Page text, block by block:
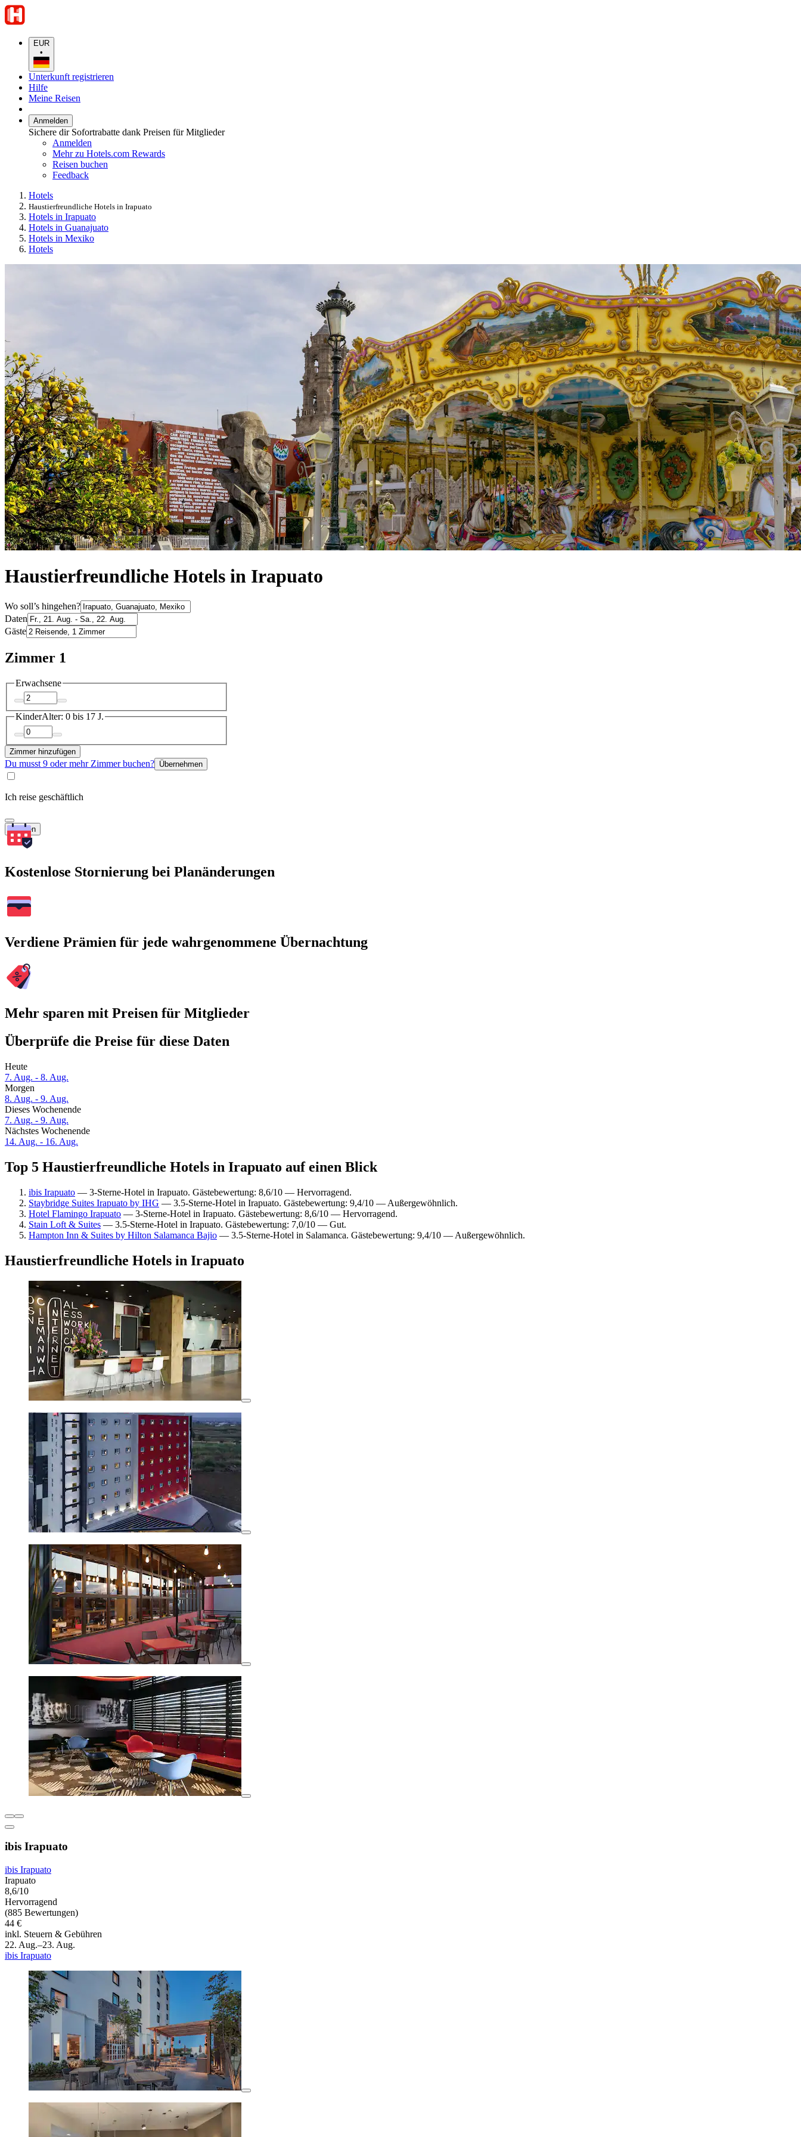
EUR
•
Unterkunft registrieren
Hilfe
Meine Reisen
Anmelden
Sichere dir Sofortrabatte dank Preisen für Mitglieder
Anmelden
Mehr zu Hotels.com Rewards
Reisen buchen
Feedback
Hotels
Haustierfreundliche Hotels in Irapuato
Hotels in Irapuato
Hotels in Guanajuato
Hotels in Mexiko
Hotels
Haustierfreundliche Hotels in Irapuato
Wo soll’s hingehen?
Daten
Gäste
Zimmer 1
Erwachsene
KinderAlter: 0 bis 17 J.
Zimmer hinzufügen
Du musst 9 oder mehr Zimmer buchen? Übernehmen
Ich reise geschäftlich
Suchen
Kostenlose Stornierung bei Planänderungen
Verdiene Prämien für jede wahrgenommene Übernachtung
Mehr sparen mit Preisen für Mitglieder
Überprüfe die Preise für diese Daten
Heute
7. Aug. - 8. Aug.
Morgen
8. Aug. - 9. Aug.
Dieses Wochenende
7. Aug. - 9. Aug.
Nächstes Wochenende
14. Aug. - 16. Aug.
Top 5 Haustierfreundliche Hotels in Irapuato auf einen Blick
ibis Irapuato — 3-Sterne-Hotel in Irapuato. Gästebewertung: 8,6/10 — Hervorragend.
Staybridge Suites Irapuato by IHG — 3.5-Sterne-Hotel in Irapuato. Gästebewertung: 9,4/10 — Außergewöhnlich.
Hotel Flamingo Irapuato — 3-Sterne-Hotel in Irapuato. Gästebewertung: 8,6/10 — Hervorragend.
Stain Loft & Suites — 3.5-Sterne-Hotel in Irapuato. Gästebewertung: 7,0/10 — Gut.
Hampton Inn & Suites by Hilton Salamanca Bajio — 3.5-Sterne-Hotel in Salamanca. Gästebewertung: 9,4/10 — Außergewöhnlich.
Haustierfreundliche Hotels in Irapuato
ibis Irapuato
ibis Irapuato
Irapuato
8,6/10
Hervorragend
(885 Bewertungen)
44 €
inkl. Steuern & Gebühren
22. Aug.–23. Aug.
ibis Irapuato